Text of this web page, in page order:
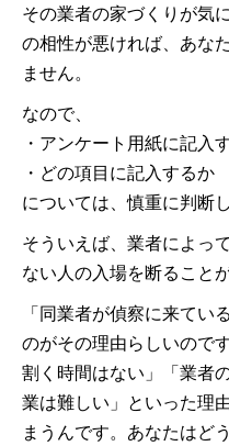
その業者の家づくりが気
の相性が悪ければ、あな
ません。
なので、
・アンケート用紙に記入
・どの項目に記入するか
については、慎重に判断
そういえば、業者によっ
ない人の入場を断ること
「同業者が偵察に来てい
のがその理由らしいので
割く時間はない」「業者
業は難しい」といった理
まうんです。あなたはど